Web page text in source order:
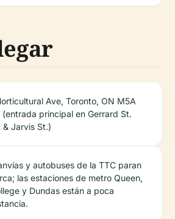
Ave, Toronto, ON M5A
(entrada principal en Gerrard St.
& Jarvis St.)
y autobuses de la TTC paran
las estaciones de metro Queen,
y Dundas están a poca